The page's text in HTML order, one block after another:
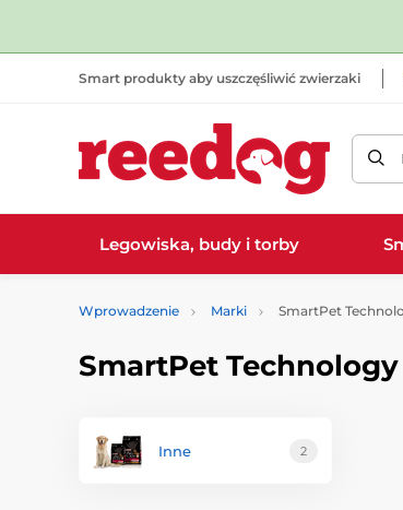
Smart produkty aby uszczęśliwić zwierzaki
Legowiska, budy i torby
Wprowadzenie Marki SmartPet
SmartPet Technology
Inne 2